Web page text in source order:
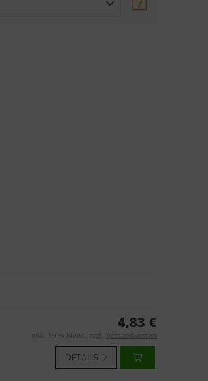
4,83 €
inkl. 19 % MwSt. zzgl. Versandkosten
DETAILS